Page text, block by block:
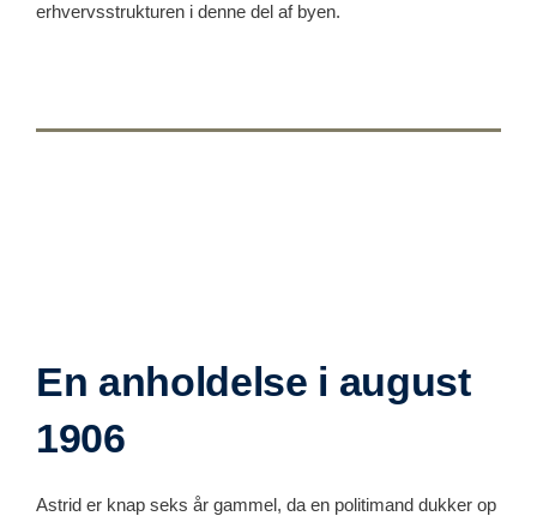
erhvervsstrukturen i denne del af byen.
En anholdelse i august
1906
Astrid er knap seks år gammel, da en politimand dukker op